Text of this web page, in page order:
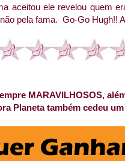
aceitou ele revelou quem
pela fama. Go-Go Hugh!!
MARAVILHOSOS,
Planeta também cedeu